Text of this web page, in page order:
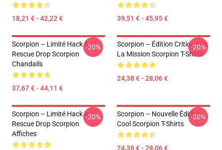
18,21 € - 42,22 € 39,51 € - 45,95 €
Scorpion – Limité Hack &
Rescue Drop Scorpion
Chandails
37,67 € - 44,11 €
-20%
Scorpion – Édition Critique De
La Mission Scorpion T-Shirts
24,38 € - 28,06 €
-20%
Scorpion – Limité Hack &
Rescue Drop Scorpion
Affiches
-20%
Scorpion – Nouvelle Édition
Cool Scorpion T-Shirts
24,38 € - 28,06 €
-20%